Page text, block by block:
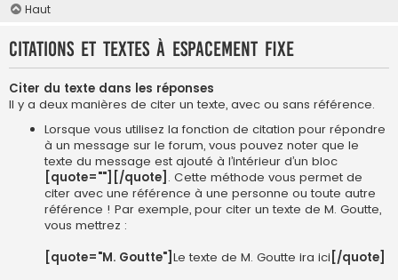
Haut
Citations et textes à espacement fixe
Citer du texte dans les réponses
Il y a deux manières de citer un texte, avec ou sans référence.
Lorsque vous utilisez la fonction de citation pour répondre
à un message sur le forum, vous pouvez noter que le
texte du message est ajouté à l’intérieur d’un bloc
[quote=""][/quote] . Cette méthode vous permet de
citer avec une référence à une personne ou toute autre
référence ! Par exemple, pour citer un texte de M. Goutte,
vous mettrez :
[quote="M. Goutte"] Le texte de M. Goutte ira ici [/quote]